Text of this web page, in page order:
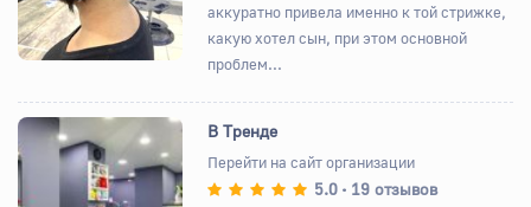
аккуратно привела именно к той стрижке,
какую хотел сын, при этом основной
проблем...
В Тренде
Перейти на сайт организации
5.0 • 19 отзывов